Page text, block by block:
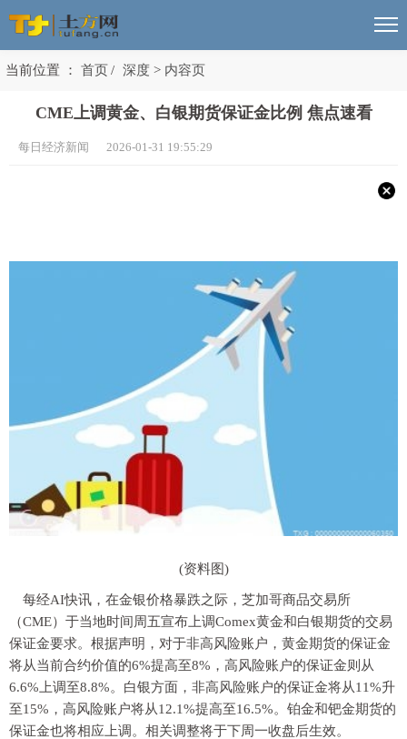
当前位置 ： 首页/ 深度 > 内容页
CME上调黄金、白银期货保证金比例 焦点速看
每日经济新闻 2026-01-31 19:55:29
(资料图)
每经AI快讯，在金银价格暴跌之际，芝加哥商品交易所
（CME）于当地时间周五宣布上调Comex黄金和白银期货的交易
保证金要求。根据声明，对于非高风险账户，黄金期货的保证金
将从当前合约价值的6%提高至8%，高风险账户的保证金则从
6.6%上调至8.8%。白银方面，非高风险账户的保证金将从11%升
至15%，高风险账户将从12.1%提高至16.5%。铂金和钯金期货的
保证金也将相应上调。相关调整将于下周一收盘后生效。